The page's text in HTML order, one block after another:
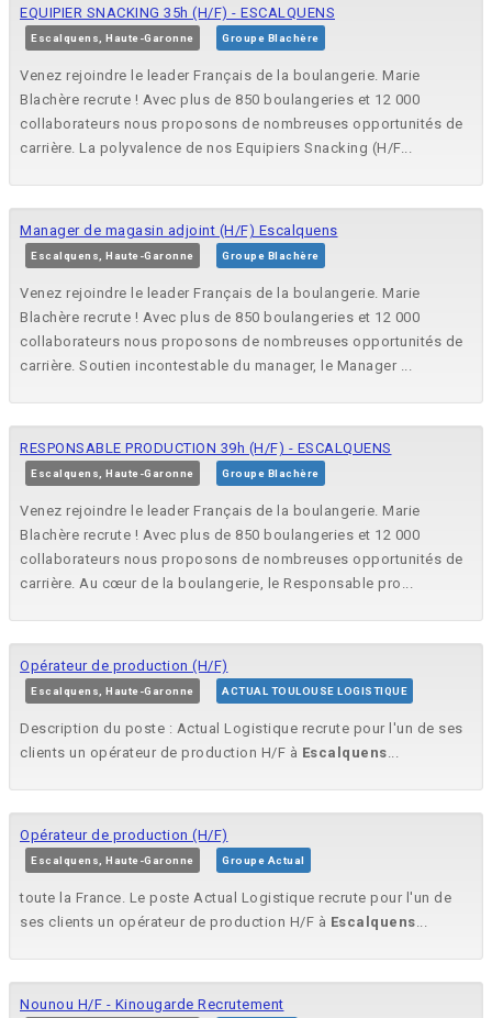
EQUIPIER SNACKING 35h (H/F) - ESCALQUENS
Escalquens, Haute-Garonne Groupe Blachère
Venez rejoindre le leader Français de la boulangerie. Marie
Blachère recrute ! Avec plus de 850 boulangeries et 12 000
collaborateurs nous proposons de nombreuses opportunités de
carrière. La polyvalence de nos Equipiers Snacking (H/F...
Manager de magasin adjoint (H/F) Escalquens
Escalquens, Haute-Garonne Groupe Blachère
Venez rejoindre le leader Français de la boulangerie. Marie
Blachère recrute ! Avec plus de 850 boulangeries et 12 000
collaborateurs nous proposons de nombreuses opportunités de
carrière. Soutien incontestable du manager, le Manager ...
RESPONSABLE PRODUCTION 39h (H/F) - ESCALQUENS
Escalquens, Haute-Garonne Groupe Blachère
Venez rejoindre le leader Français de la boulangerie. Marie
Blachère recrute ! Avec plus de 850 boulangeries et 12 000
collaborateurs nous proposons de nombreuses opportunités de
carrière. Au cœur de la boulangerie, le Responsable pro...
Opérateur de production (H/F)
Escalquens, Haute-Garonne ACTUAL TOULOUSE LOGISTIQUE
Description du poste : Actual Logistique recrute pour l'un de ses
clients un opérateur de production H/F à Escalquens...
Opérateur de production (H/F)
Escalquens, Haute-Garonne Groupe Actual
toute la France. Le poste Actual Logistique recrute pour l'un de
ses clients un opérateur de production H/F à Escalquens...
Nounou H/F - Kinougarde Recrutement